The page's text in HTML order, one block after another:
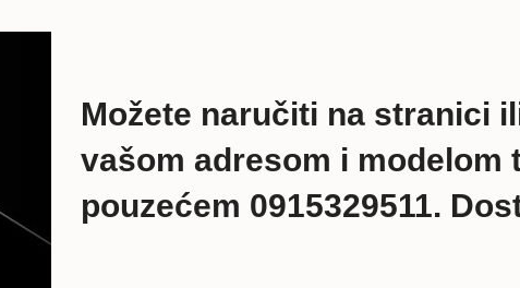
Možete naručiti na stranici
vašom adresom i modelom
pouzećem 0915329511.